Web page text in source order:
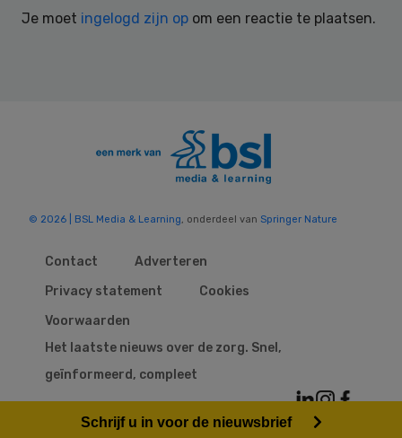
Je moet ingelogd zijn op om een reactie te plaatsen.
© 2026 | BSL Media & Learning , onderdeel van Springer Nature
Contact
Adverteren
Privacy statement
Cookies
Voorwaarden
Het laatste nieuws over de zorg. Snel,
geïnformeerd, compleet
Schrijf u in voor de nieuwsbrief